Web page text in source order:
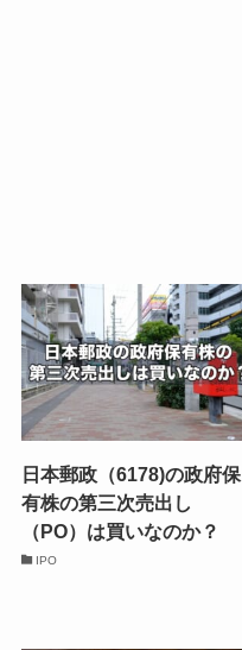
日本郵政（6178)の政府保
有株の第三次売出し
（PO）は買いなのか？
IPO